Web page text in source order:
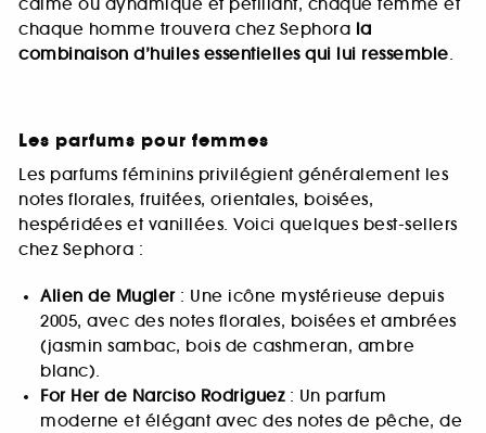
calme ou dynamique et pétillant, chaque femme et
chaque homme trouvera chez Sephora la
combinaison d’huiles essentielles qui lui ressemble.
Les parfums pour femmes
Les parfums féminins privilégient généralement les
notes florales, fruitées, orientales, boisées,
hespéridées et vanillées. Voici quelques best-sellers
chez Sephora :
Alien de Mugler: Une icône mystérieuse depuis
2005, avec des notes florales, boisées et ambrées
(jasmin sambac, bois de cashmeran, ambre
blanc).
For Her de Narciso Rodriguez: Un parfum
moderne et élégant avec des notes de pêche, de